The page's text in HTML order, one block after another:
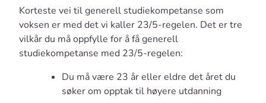
Korteste vei til generell studiekompetanse som
voksen er med det vi kaller 23/5-regelen. Det er tre
vilkår du må oppfylle for å få generell
studiekompetanse med 23/5-regelen:
Du må være 23 år eller eldre det året du
søker om opptak til høyere utdanning